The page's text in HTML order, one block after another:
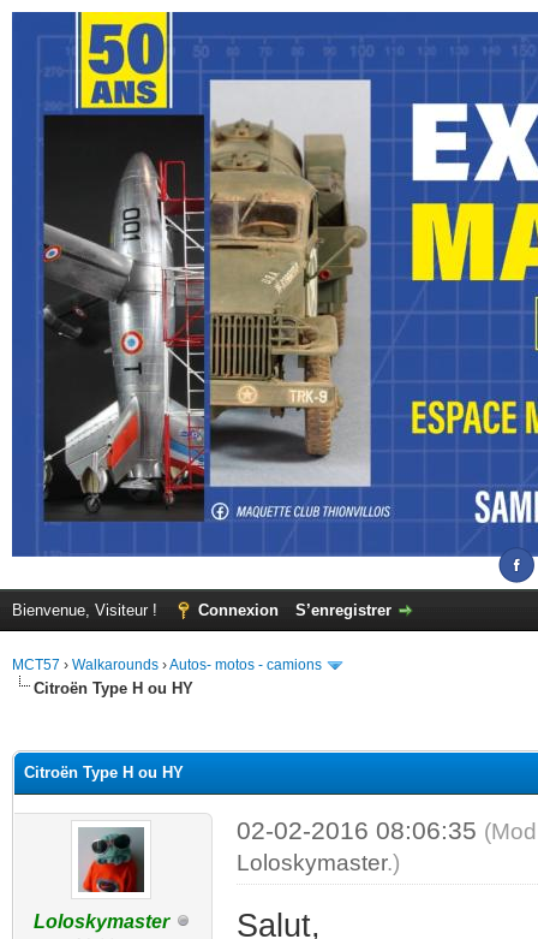
Bienvenue, Visiteur ! Connexion S’enregistrer
MCT57 › Walkarounds ›Autos- motos - camions
Citroën Type H ou HY
Citroën Type H ou HY
Loloskymaster
02-02-2016 08:06:35
Loloskymaster.)
Salut,